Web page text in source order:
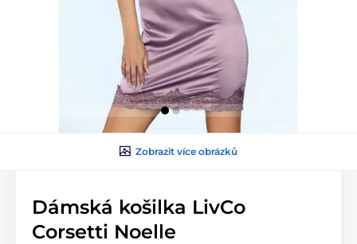
Zobrazit více obrázků
Dámská košilka LivCo
Corsetti Noelle